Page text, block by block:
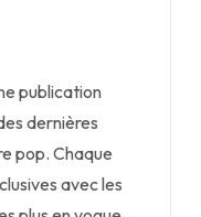
publication
dernières
pop. Chaque
avec les